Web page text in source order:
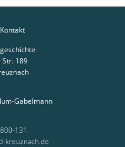
189
Gabelmann
131
kreuznach.de